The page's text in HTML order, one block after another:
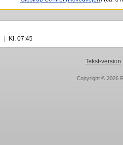
Kl. 07:45
Tekst-version
Copyright © 2026